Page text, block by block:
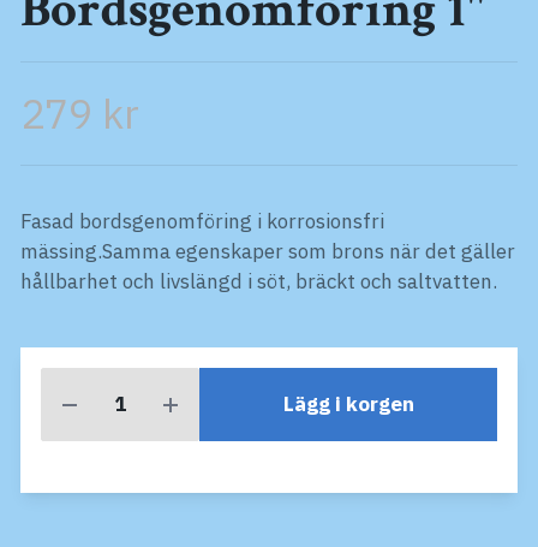
279 kr
Fasad bordsgenomföring i korrosionsfri
mässing.Samma egenskaper som brons när det gäller
hållbarhet och livslängd i söt, bräckt och saltvatten.
Lägg i korgen